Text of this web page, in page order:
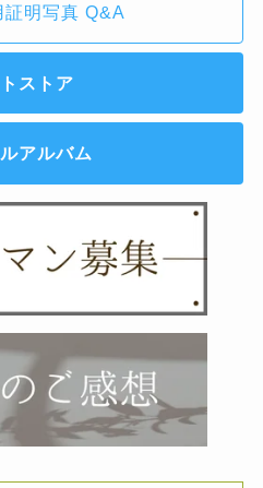
証明写真 Q&A
ストア
アルバム